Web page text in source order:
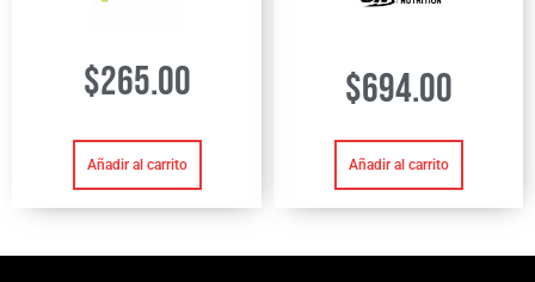
$265.00
Añadir al carrito
$694.00
Añadir al carrito